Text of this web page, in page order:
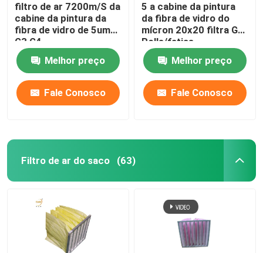
filtro de ar 7200m/S da
cabine da pintura da
fibra de vidro de 5um
G3 G4
Melhor preço
Fale Conosco
5 a cabine da pintura
da fibra de vidro do
mícron 20x20 filtra G4
Rolls/fatias
Melhor preço
Fale Conosco
Filtro de ar do saco (63)